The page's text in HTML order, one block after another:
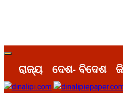
ରାଜ୍ୟ ଦେଶ- ବିଦେଶ